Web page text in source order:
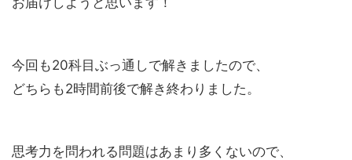
今回も20科目ぶっ通しで解きましたので、
どちらも2時間前後で解き終わりました。
思考力を問われる問題はあまり多くないので、